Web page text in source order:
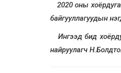
2020 оны
байгууллагуудын
Ингээд бид
найруулагч